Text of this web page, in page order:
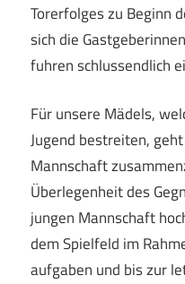
Torerfolges zu Beginn
sich die
fuhren schlussendlich
Für unsere Mädels,
Jugend bestreiten,
Mannschaft
Überlegenheit des
jungen Mannschaft
dem Spielfeld im
aufgaben und bis zur